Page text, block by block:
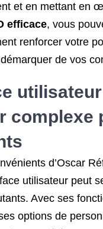
et en mettant en
efficace, vous
renforcer votre
de vos
complexe
d’Oscar
utilisateur peut
Avec ses
options de